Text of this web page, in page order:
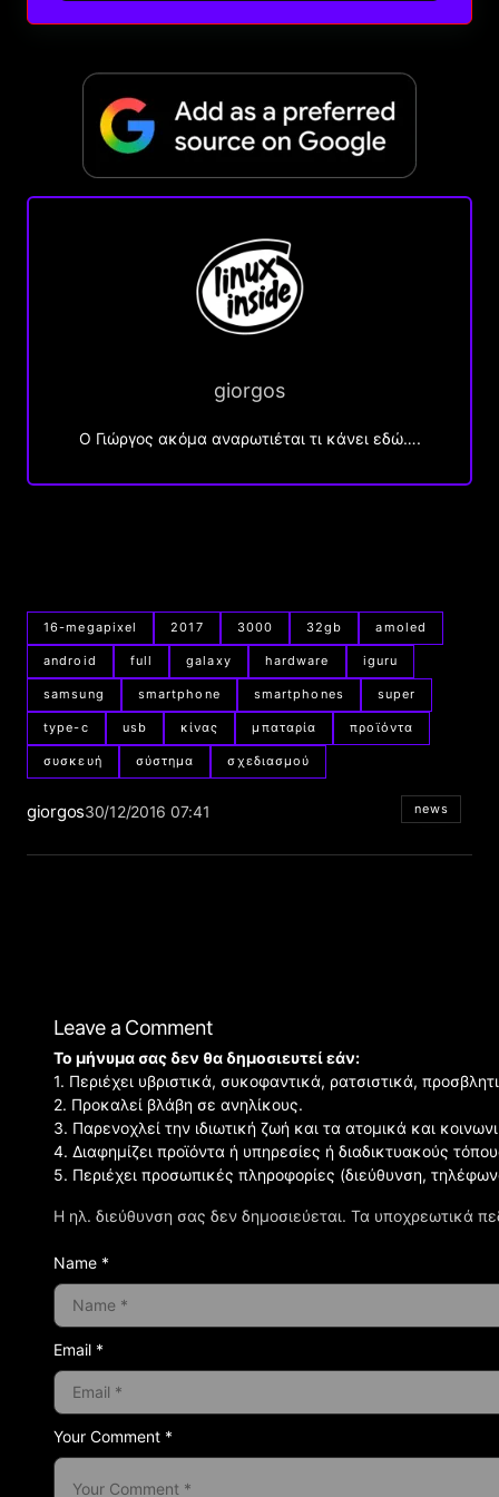
giorgos
Ο Γιώργος ακόμα αναρωτιέται τι κάνει εδώ….
16-megapixel 2017 3000 32gb amoled
android full galaxy hardware iguru
samsung smartphone smartphones super
type-c usb κίνας μπαταρία προϊόντα
συσκευή σύστημα σχεδιασμού
giorgos30/12/2016 07:41 news
Leave a Comment
Η ηλ. διεύθυνση σας δεν δημοσιεύεται. Τα υποχρεωτικά
Your Comment *
Το μήνυμα σας δεν θα δημοσιευτεί εάν:
1. Περιέχει υβριστικά, συκοφαντικά, ρατσιστικά,
2. Προκαλεί βλάβη σε ανηλίκους.
3. Παρενοχλεί την ιδιωτική ζωή και τα ατομικά και
4. Διαφημίζει προϊόντα ή υπηρεσίες ή διαδικτυακούς
5. Περιέχει προσωπικές πληροφορίες (διεύθυνση,
Name *
Email *